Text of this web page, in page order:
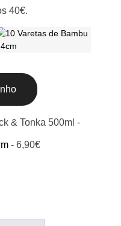
40€.
& Tonka 500ml -
- 6,90€